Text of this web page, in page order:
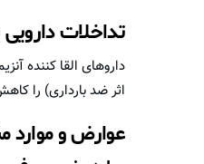
تداخلات
داروهای القا کننده
اثر ضد بارداری) را
عوارض و